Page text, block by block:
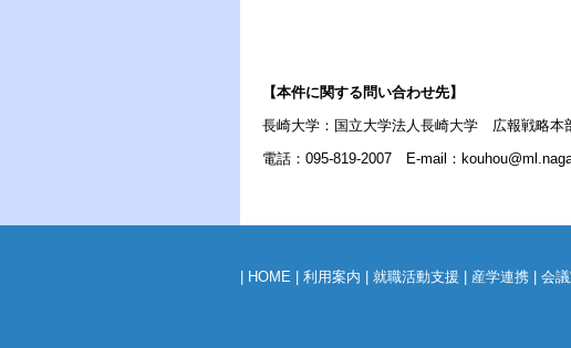
【本件に関する問い合わせ先】
長崎大学：国立大学法人長崎大学 広報戦略本
電話：095-819-2007 E-mail：
HOME 利用案内 就職活動支援 産学連携 会